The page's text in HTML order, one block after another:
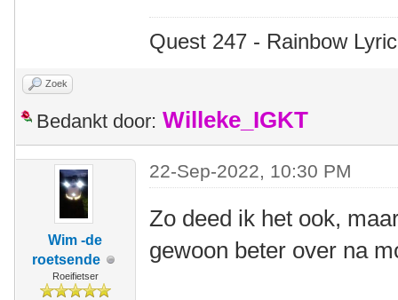
Quest 247 - Rainbow
Zoek
Bedankt door: Willeke_IGKT
Wim -de
roetsende
Roeifietser
22-Sep-2022, 10:30 PM
Zo deed ik het ook,
gewoon beter over na